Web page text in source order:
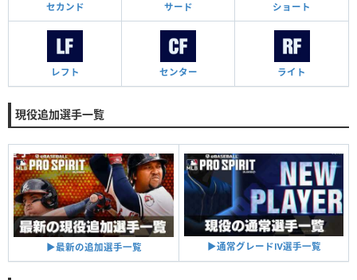
セカンド サード ショート
レフト センター ライト
現役追加選手一覧
▶︎最新の追加選手一覧 ▶︎通常グレードⅣ選手一覧